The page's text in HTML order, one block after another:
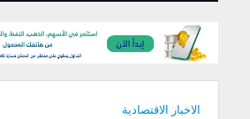
الاخبار الاقتصادية